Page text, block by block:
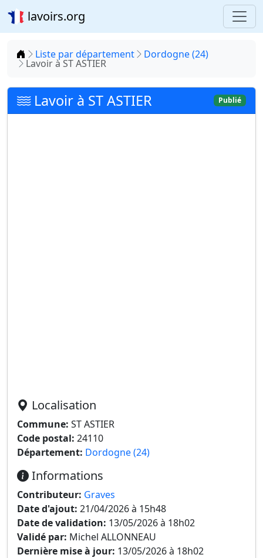
lavoirs.org
Accueil
Liste par département Dordogne (24)
Lavoir à ST ASTIER
Lavoir à ST ASTIER Publié
Localisation
Commune: ST ASTIER
Code postal: 24110
Département: Dordogne (24)
Informations
Contributeur: Graves
Date d'ajout: 21/04/2026 à 15h48
Date de validation: 13/05/2026 à 18h02
Validé par: Michel ALLONNEAU
Dernière mise à jour: 13/05/2026 à 18h02